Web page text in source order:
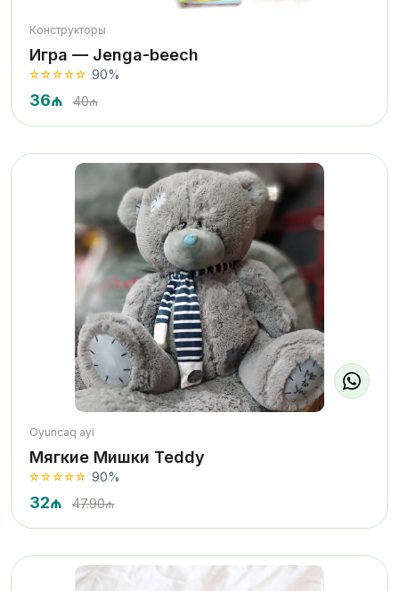
Конструкторы
Игра — Jenga-beech
90%
36₼ 40₼
Oyuncaq ayi
Мягкие Мишки Teddy
90%
32₼ 47.90₼